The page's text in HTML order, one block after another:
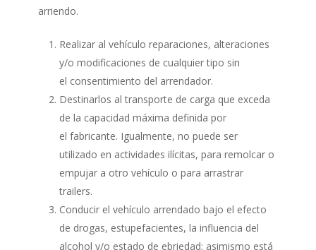
arriendo.
Realizar al vehículo reparaciones, alteraciones
y/o modificaciones de cualquier tipo sin
el consentimiento del arrendador.
Destinarlos al transporte de carga que exceda
de la capacidad máxima definida por
el fabricante. Igualmente, no puede ser
utilizado en actividades ilícitas, para remolcar o
empujar a otro vehículo o para arrastrar
trailers.
Conducir el vehículo arrendado bajo el efecto
de drogas, estupefacientes, la influencia del
alcohol y/o estado de ebriedad; asimismo está